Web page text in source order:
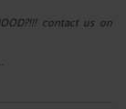
contact us on